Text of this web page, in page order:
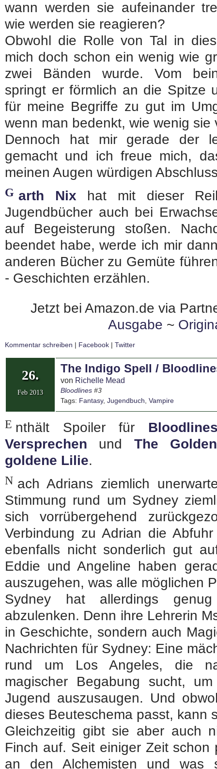
wann werden sie aufeinander
wie werden sie reagieren?
Obwohl die Rolle von Tal in
mich doch schon ein wenig wie
zwei Bänden wurde. Vom
springt er förmlich an die Spitze
für meine Begriffe zu gut im
wenn man bedenkt, wie wenig
Dennoch hat mir gerade der
gemacht und ich freue mich,
meinen Augen würdigen
G arth Nix hat mit dieser
Jugendbücher auch bei
auf Begeisterung stoßen.
beendet habe, werde ich mir
anderen Bücher zu Gemüte
- Geschichten erzählen.
Jetzt bei Amazon.de via
Ausgabe ~
Kommentar schreiben | Facebook | Twitter
26.
Feb 2013
The Indigo Spell /
von Richelle Mead
Bloodlines #3
Tags: Fantasy, Jugendbuch, Vampire
E nthält Spoiler für
Versprechen und The
goldene Lilie.
N ach Adrians ziemlich
Stimmung rund um Sydney
sich vorrübergehend
Verbindung zu Adrian die
ebenfalls nicht sonderlich gut
Eddie und Angeline haben
auszugehen, was alle möglichen
Sydney hat allerdings
abzulenken. Denn ihre Lehrerin
in Geschichte, sondern auch
Nachrichten für Sydney: Eine
rund um Los Angeles, die
magischer Begabung sucht,
Jugend auszusaugen. Und
dieses Beuteschema passt, kann
Gleichzeitig gibt sie aber auch
Finch auf. Seit einiger Zeit
an den Alchemisten und was